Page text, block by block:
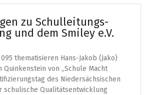
zu Schulleitungs-
und dem Smiley e.V.
thematisieren Hans-Jakob (Jako)
Quinkenstein von „Schule Macht
des Niedersächsischen
schulische Qualitätsentwicklung